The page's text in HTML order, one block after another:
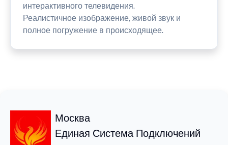
интерактивного телевидения.
Реалистичное изображение, живой звук и
полное погружение в происходящее.
Москва
Единая Система Подключений